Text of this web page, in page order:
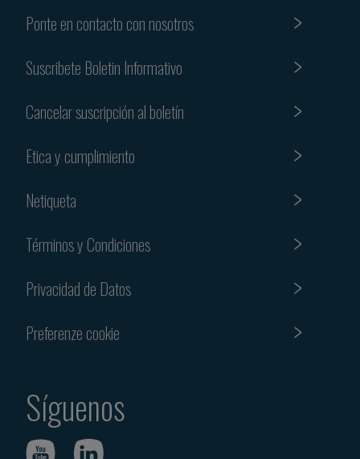
Ponte en contacto con nosotros
Suscribete Boletin Informativo
Cancelar suscripción al boletín
Etica y cumplimiento
Netiqueta
Términos y Condiciones
Privacidad de Datos
Preferenze cookie
Síguenos